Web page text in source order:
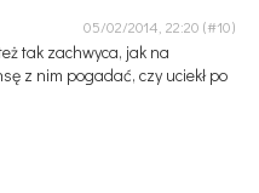
05/02/2014, 22:20
tak zachwyca, jak na
z nim pogadać, czy uciekł po